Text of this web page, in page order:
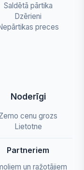
Saldētā pārtika
Dzērieni
preces
Noderīgi
cenu grozs
Lietotne
Partneriem
un ražotājiem